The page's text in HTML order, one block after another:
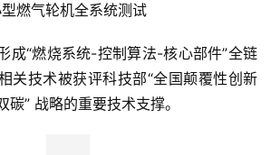
燃气轮机全系统测试
成“燃烧系统-控制算法-核心部件”全链
关技术被获评科技部“全国颠覆性创新
碳” 战略的重要技术支撑。